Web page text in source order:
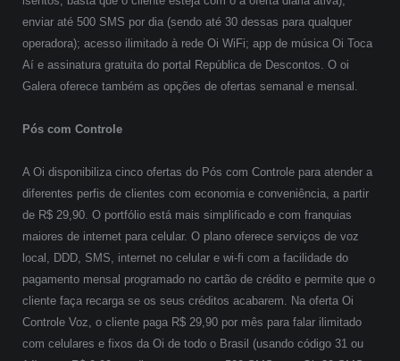
enviar até 500 SMS por dia (sendo até 30 dessas para qualquer
operadora); acesso ilimitado à rede Oi WiFi; app de música Oi Toca
Aí e assinatura gratuita do portal República de Descontos. O oi
Galera oferece também as opções de ofertas semanal e mensal.
Pós com Controle
A Oi disponibiliza cinco ofertas do Pós com Controle para atender a
diferentes perfis de clientes com economia e conveniência, a partir
de R$ 29,90. O portfólio está mais simplificado e com franquias
maiores de internet para celular. O plano oferece serviços de voz
local, DDD, SMS, internet no celular e wi-fi com a facilidade do
pagamento mensal programado no cartão de crédito e permite que o
cliente faça recarga se os seus créditos acabarem. Na oferta Oi
Controle Voz, o cliente paga R$ 29,90 por mês para falar ilimitado
com celulares e fixos da Oi de todo o Brasil (usando código 31 ou